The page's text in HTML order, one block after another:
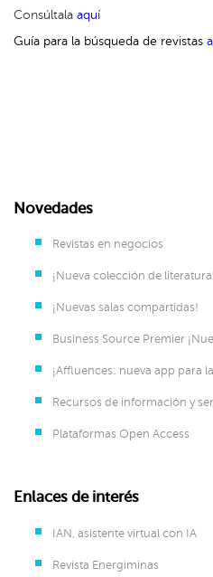
Consúltala aquí
Guía para la búsqueda de revistas
Novedades
Revistas en negocios
¡Nueva colección de
¡Nuevas salas compartidas!
Business Source Premier
¡Affluences: nueva app para
Recursos de información y
Plataformas Open Access
Enlaces de interés
IAN, asistente virtual con IA
Revista Energiminas